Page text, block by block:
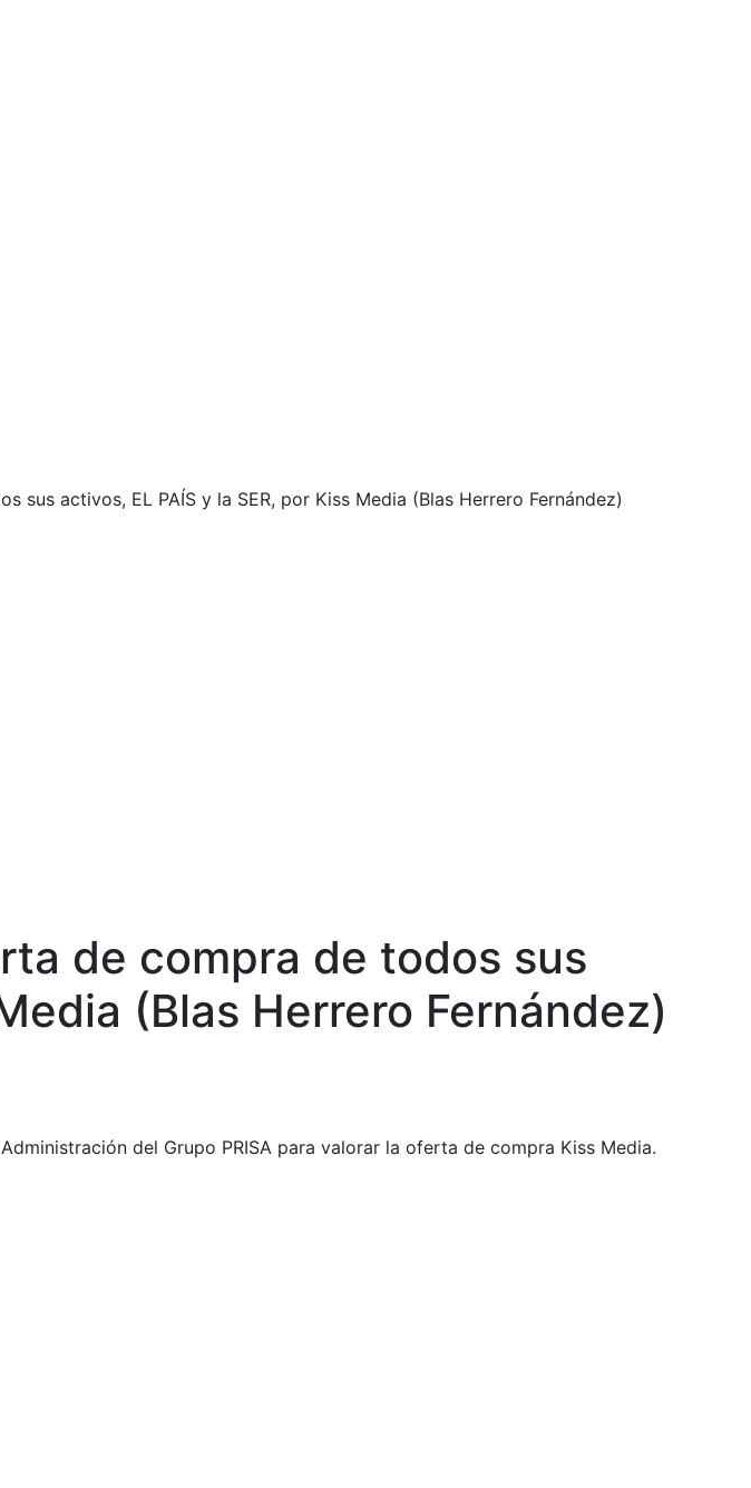
sus activos, EL PAÍS y la SER, por Kiss Media (Blas Herrero Fernández)
de compra de todos sus
(Blas Herrero Fernández)
del Grupo PRISA para valorar la oferta de compra Kiss Media.